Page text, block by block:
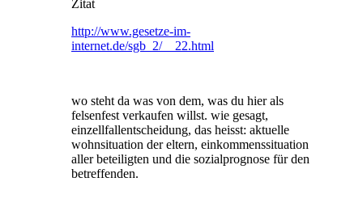
Zitat
http://www.gesetze-im-
internet.de/sgb_2/__22.html
wo steht da was von dem, was du hier als
felsenfest verkaufen willst. wie gesagt,
einzellfallentscheidung, das heisst: aktuelle
wohnsituation der eltern, einkommenssituation
aller beteiligten und die sozialprognose für den
betreffenden.